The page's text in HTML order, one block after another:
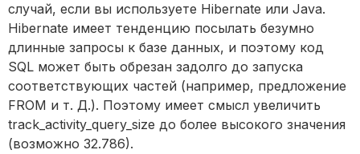
случай, если вы используете Hibernate или Java.
Hibernate имеет тенденцию посылать безумно
длинные запросы к базе данных, и поэтому код
SQL может быть обрезан задолго до запуска
соответствующих частей (например, предложение
FROM и т. Д.). Поэтому имеет смысл увеличить
track_activity_query_size до более высокого значения
(возможно 32.786).